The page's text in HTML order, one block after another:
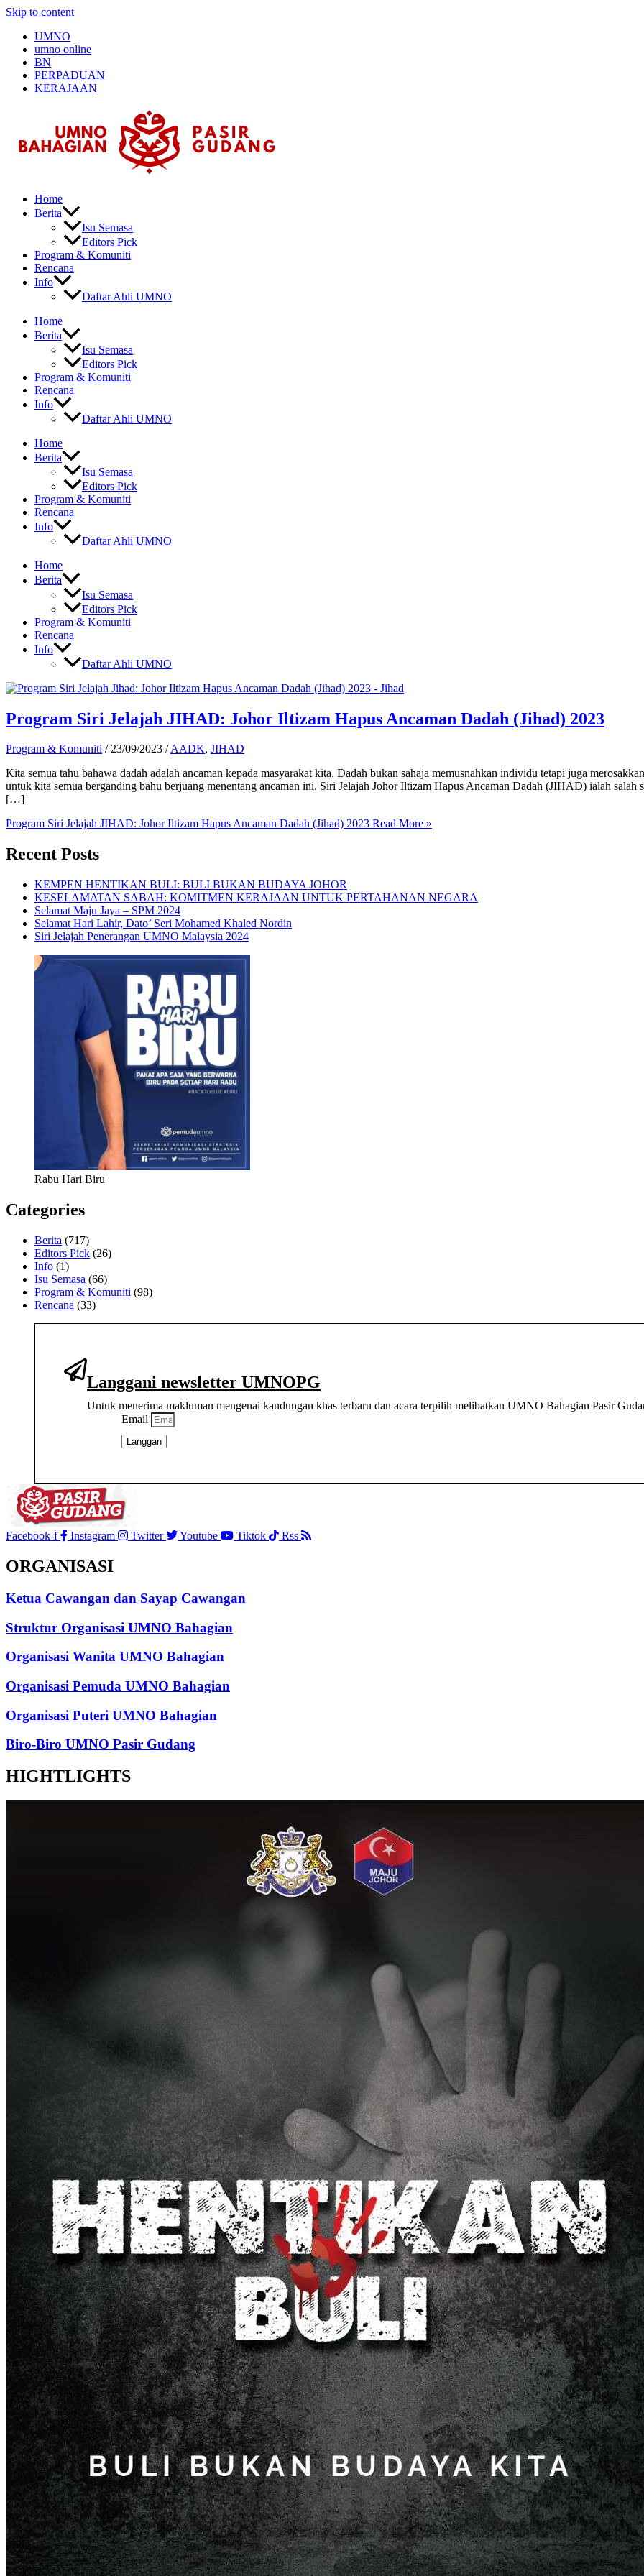
Skip to content
UMNO
umno online
BN
PERPADUAN
KERAJAAN
Home
Berita
Isu Semasa
Editors Pick
Program & Komuniti
Rencana
Info
Daftar Ahli UMNO
Home
Berita
Isu Semasa
Editors Pick
Program & Komuniti
Rencana
Info
Daftar Ahli UMNO
Home
Berita
Isu Semasa
Editors Pick
Program & Komuniti
Rencana
Info
Daftar Ahli UMNO
Home
Berita
Isu Semasa
Editors Pick
Program & Komuniti
Rencana
Info
Daftar Ahli UMNO
Program Siri Jelajah JIHAD: Johor Iltizam Hapus Ancaman Dadah (Jihad) 2023
Program & Komuniti /23/09/2023 /AADK, JIHAD
Kita semua tahu bahawa dadah adalah ancaman kepada masyarakat kita. Dadah bukan sahaja memusnahkan individu tetapi juga
untuk kita semua berganding bahu berjuang menentang ancaman ini. Siri Jelajah Johor Iltizam Hapus Ancaman Dadah (JIHAD) ialah salah
[…]
Program Siri Jelajah JIHAD: Johor Iltizam Hapus Ancaman Dadah (Jihad) 2023 Read More »
Recent Posts
KEMPEN HENTIKAN BULI: BULI BUKAN BUDAYA JOHOR
KESELAMATAN SABAH: KOMITMEN KERAJAAN UNTUK PERTAHANAN NEGARA
Selamat Maju Jaya – SPM 2024
Selamat Hari Lahir, Dato’ Seri Mohamed Khaled Nordin
Siri Jelajah Penerangan UMNO Malaysia 2024
Rabu Hari Biru
Categories
Berita (717)
Editors Pick (26)
Info (1)
Isu Semasa (66)
Program & Komuniti (98)
Rencana (33)
Langgani newsletter UMNOPG
Untuk menerima makluman mengenai kandungan khas terbaru dan acara terpilih melibatkan UMNO Bahagian Pasir
Email
Langgan
Facebook-f Instagram Twitter Youtube Tiktok Rss
ORGANISASI
Ketua Cawangan dan Sayap Cawangan
Struktur Organisasi UMNO Bahagian
Organisasi Wanita UMNO Bahagian
Organisasi Pemuda UMNO Bahagian
Organisasi Puteri UMNO Bahagian
Biro-Biro UMNO Pasir Gudang
HIGHTLIGHTS